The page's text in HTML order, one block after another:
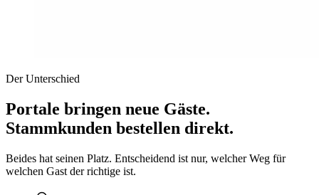
Der Unterschied
Portale bringen neue Gäste.
Stammkunden bestellen direkt.
Beides hat seinen Platz. Entscheidend ist nur, welcher Weg für
welchen Gast der richtige ist.